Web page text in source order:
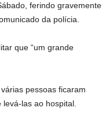
ferindo gravemente
da polícia.
que “um grande
pessoas ficaram
las ao hospital.